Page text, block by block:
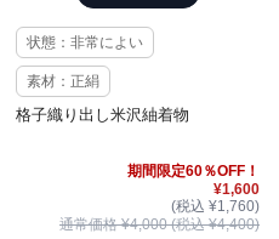
状態：非常によい
素材：正絹
格子織り出し米沢紬着物
期間限定60％OFF！
¥1,600
(税込 ¥1,760)
通常価格 ¥4,000 (税込 ¥4,400)